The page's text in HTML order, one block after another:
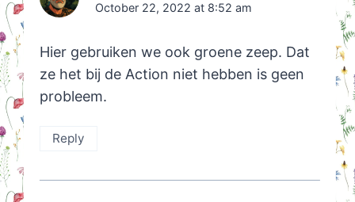
October 22, 2022 at 8:52 am
Hier gebruiken we ook groene zeep. Dat
ze het bij de Action niet hebben is geen
probleem.
Reply